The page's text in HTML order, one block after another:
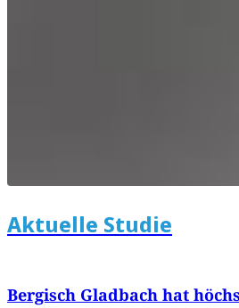
Aktuelle Studie
Bergisch Gladbach hat